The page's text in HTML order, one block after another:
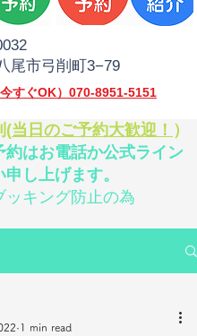
尾市弓削町3−79
すぐOK）070-8951-5151
(当日のご予約大歓迎！ ）
約はお電話か公式ライン
し上げます。
キング防止の為
1 min read